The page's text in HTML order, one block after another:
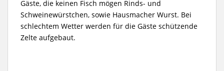
Gäste, die keinen Fisch mögen Rinds- und
Schweinewürstchen, sowie Hausmacher Wurst. Bei
schlechtem Wetter werden für die Gäste schützende
Zelte aufgebaut.